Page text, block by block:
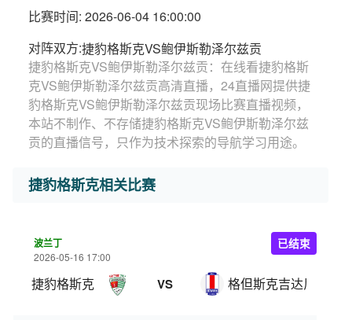
比赛时间: 2026-06-04 16:00:00
对阵双方:捷豹格斯克VS鲍伊斯勒泽尔兹贡
捷豹格斯克VS鲍伊斯勒泽尔兹贡：在线看捷豹格斯
克VS鲍伊斯勒泽尔兹贡高清直播，24直播网提供捷
豹格斯克VS鲍伊斯勒泽尔兹贡现场比赛直播视频，
本站不制作、不存储捷豹格斯克VS鲍伊斯勒泽尔兹
贡的直播信号，只作为技术探索的导航学习用途。
捷豹格斯克相关比赛
波兰丁
2026-05-16 17:00
捷豹格斯克 VS 格但斯克吉达尼亚
已结束